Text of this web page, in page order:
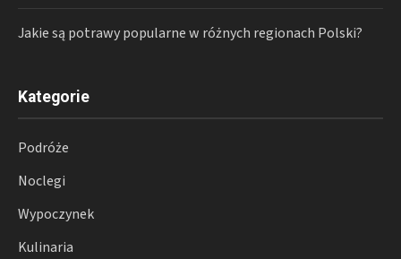
Jakie są potrawy popularne w różnych regionach Polski?
Kategorie
Podróże
Noclegi
Wypoczynek
Kulinaria